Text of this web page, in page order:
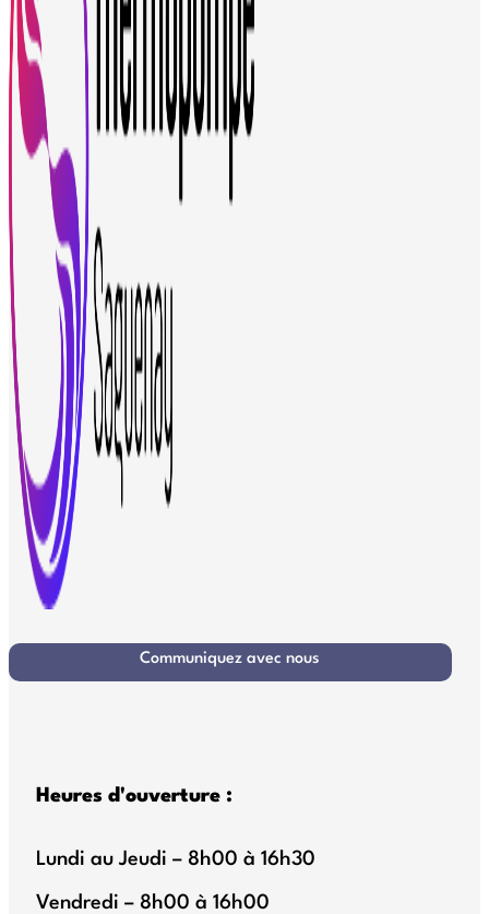
Communiquez avec nous
Heures d'ouverture :
Lundi au Jeudi – 8h00 à 16h30
Vendredi – 8h00 à 16h00